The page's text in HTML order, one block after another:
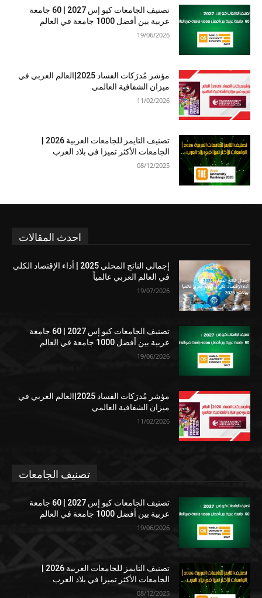
تصنيف الجامعات كيو إس 2027 | 60 جامعة
عربية بين أفضل 1000 جامعة في العالم
19/06/2026
مؤشر مُدرَكات الفساد 2025|العالم العربي في
ميزان الشفافية العالمي
11/02/2026
الجامعات الأكثر تميزا في بلاد العرب
08/12/2025
احدث المقالات
إجمالي الناتج المحلي 2025 | أداء الإقتصاد الكلي
في العالم العربي عالمياً
19/07/2026
تصنيف الجامعات كيو إس 2027 | 60 جامعة
عربية بين أفضل 1000 جامعة في العالم
19/06/2026
مؤشر مُدرَكات الفساد 2025|العالم العربي في
ميزان الشفافية العالمي
11/02/2026
تصنيف الجامعات
تصنيف الجامعات كيو إس 2027 | 60 جامعة
عربية بين أفضل 1000 جامعة في العالم
19/06/2026
الجامعات الأكثر تميزا في بلاد العرب
08/12/2025